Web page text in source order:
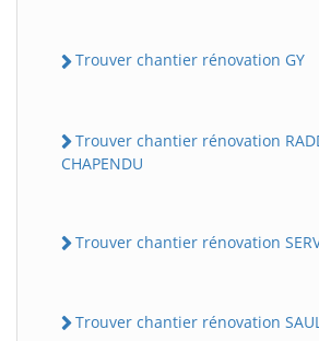
Trouver chantier rénovation GY
Trouver chantier rénovation
CHAPENDU
Trouver chantier rénovation
Trouver chantier rénovation